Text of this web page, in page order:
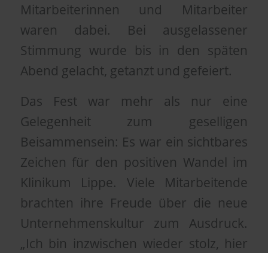
Mitarbeiterinnen und Mitarbeiter
waren dabei. Bei ausgelassener
Stimmung wurde bis in den späten
Abend gelacht, getanzt und gefeiert.
Das Fest war mehr als nur eine
Gelegenheit zum geselligen
Beisammensein: Es war ein sichtbares
Zeichen für den positiven Wandel im
Klinikum Lippe. Viele Mitarbeitende
brachten ihre Freude über die neue
Unternehmenskultur zum Ausdruck.
„Ich bin inzwischen wieder stolz, hier